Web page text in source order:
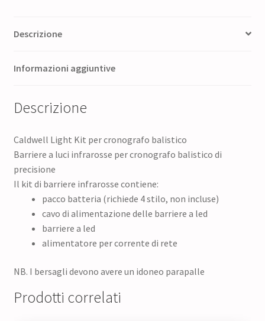
Descrizione
Informazioni aggiuntive
Descrizione
Caldwell Light Kit per cronografo balistico
Barriere a luci infrarosse per cronografo balistico di
precisione
Il kit di barriere infrarosse contiene:
pacco batteria (richiede 4 stilo, non incluse)
cavo di alimentazione delle barriere a led
barriere a led
alimentatore per corrente di rete
NB. I bersagli devono avere un idoneo parapalle
Prodotti correlati